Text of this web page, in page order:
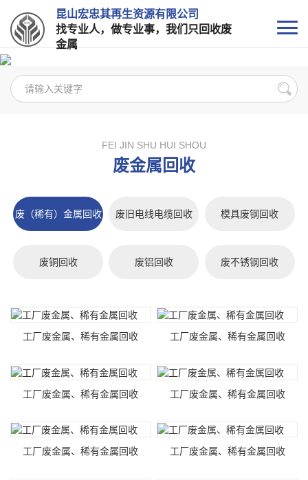
昆山宏忠其再生资源有限公司
找专业人，做专业事，我们只回收废
金属
FEI JIN SHU HUI SHOU
废金属回收
废（稀有）金属回收 废旧电线电缆回收 模具废钢回收
废铜回收 废铝回收 废不锈钢回收
工厂废金属、稀有金属回收 工厂废金属、稀有金属回收
工厂废金属、稀有金属回收 工厂废金属、稀有金属回收
工厂废金属、稀有金属回收 工厂废金属、稀有金属回收